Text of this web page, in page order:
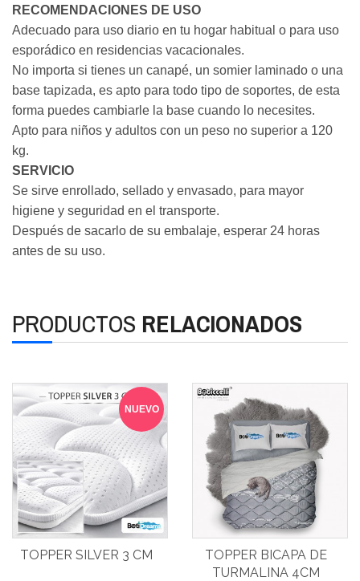
RECOMENDACIONES DE USO
Adecuado para uso diario en tu hogar habitual o para uso
esporádico en residencias vacacionales.
No importa si tienes un canapé, un somier laminado o una
base tapizada, es apto para todo tipo de soportes, de esta
forma puedes cambiarle la base cuando lo necesites.
Apto para niños y adultos con un peso no superior a 120
kg.
SERVICIO
Se sirve enrollado, sellado y envasado, para mayor
higiene y seguridad en el transporte.
Después de sacarlo de su embalaje, esperar 24 horas
antes de su uso.
PRODUCTOS RELACIONADOS
NUEVO
TOPPER SILVER 3 CM
TOPPER BICAPA DE
TURMALINA 4CM